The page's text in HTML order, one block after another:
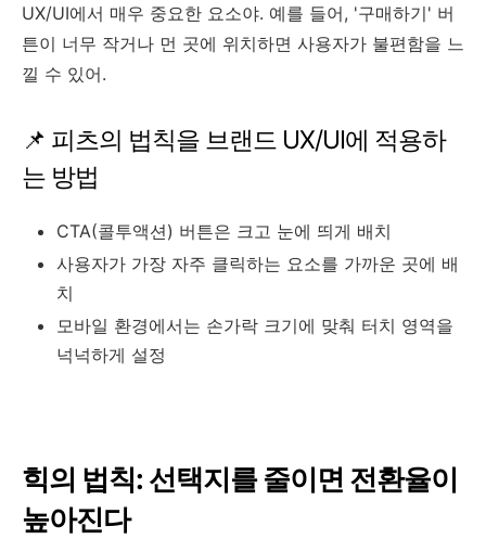
UX/UI에서 매우 중요한 요소야. 예를 들어, '구매하기' 버
튼이 너무 작거나 먼 곳에 위치하면 사용자가 불편함을 느
낄 수 있어.
📌 피츠의 법칙을 브랜드 UX/UI에 적용하
는 방법
CTA(콜투액션) 버튼은 크고 눈에 띄게 배치
사용자가 가장 자주 클릭하는 요소를 가까운 곳에 배
치
모바일 환경에서는 손가락 크기에 맞춰 터치 영역을
넉넉하게 설정
힉의 법칙: 선택지를 줄이면 전환율이
높아진다